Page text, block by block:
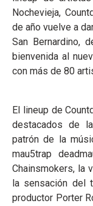
Nochevieja,
de año vuelve a
San Bernardino,
bienvenida al
con más de 80
El lineup de
destacados de
patrón de la
mau5trap
Chainsmokers, la
la sensación del
productor Porter